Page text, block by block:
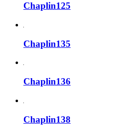
Chaplin125
Chaplin135
Chaplin136
Chaplin138